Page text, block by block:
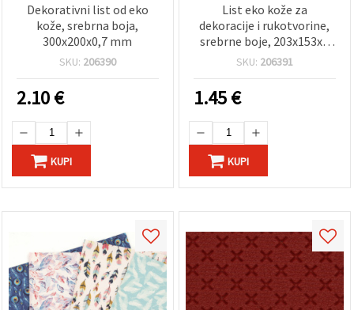
Dekorativni list od eko
kože, srebrna boja,
300x200x0,7 mm
SKU: 206390
2.10€
KUPI
List eko kože za
dekoracije i rukotvorine,
srebrne boje, 203x153x1
mm
SKU: 206391
1.45€
KUPI